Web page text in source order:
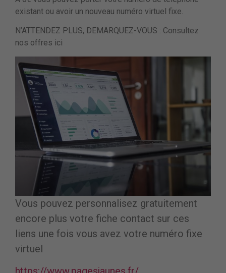
existant ou avoir un nouveau numéro virtuel fixe.
N’ATTENDEZ PLUS, DEMARQUEZ-VOUS : Consultez
nos offres ici
Vous pouvez personnalisez gratuitement
encore plus votre fiche contact sur ces
liens une fois vous avez votre numéro fixe
virtuel